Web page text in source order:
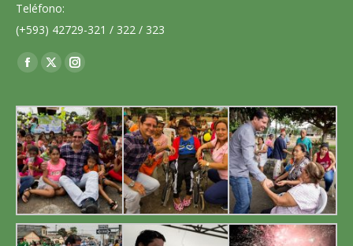
Teléfono:
(+593) 42729-321 / 322 / 323
Encuéntranos en: